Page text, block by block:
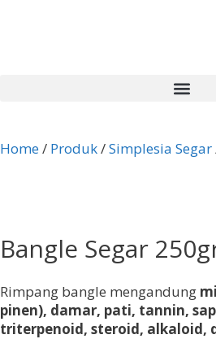
Home/ Produk/Simplesia Segar
Bangle Segar
Rimpang bangle mengandung
pinen), damar, pati, tannin,
triterpenoid, steroid, alkaloid,